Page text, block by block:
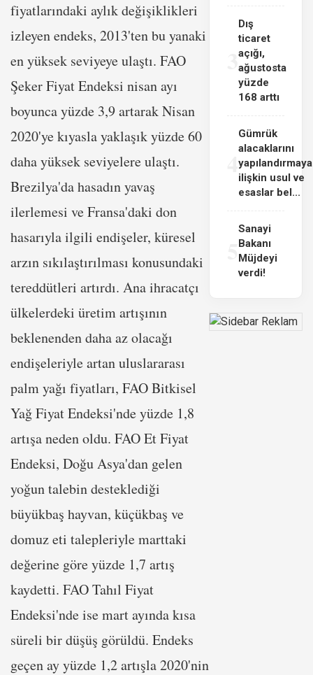
fiyatlarındaki aylık değişiklikleri
izleyen endeks, 2013'ten bu yanaki
en yüksek seviyeye ulaştı. FAO
Şeker Fiyat Endeksi nisan ayı
boyunca yüzde 3,9 artarak Nisan
2020'ye kıyasla yaklaşık yüzde 60
daha yüksek seviyelere ulaştı.
Brezilya'da hasadın yavaş
ilerlemesi ve Fransa'daki don
hasarıyla ilgili endişeler, küresel
arzın sıkılaştırılması konusundaki
tereddütleri artırdı. Ana ihracatçı
ülkelerdeki üretim artışının
beklenenden daha az olacağı
endişeleriyle artan uluslararası
palm yağı fiyatları, FAO Bitkisel
Yağ Fiyat Endeksi'nde yüzde 1,8
artışa neden oldu. FAO Et Fiyat
Endeksi, Doğu Asya'dan gelen
yoğun talebin desteklediği
büyükbaş hayvan, küçükbaş ve
domuz eti talepleriyle marttaki
değerine göre yüzde 1,7 artış
kaydetti. FAO Tahıl Fiyat
Endeksi'nde ise mart ayında kısa
süreli bir düşüş görüldü. Endeks
geçen ay yüzde 1,2 artışla 2020'nin
3
Dış
ticaret
açığı,
ağustosta
yüzde
168 arttı
4
Gümrük
alacaklarını
yapılandırmaya
ilişkin usul ve
esaslar bel...
Sanayi
Bakanı
Müjdeyi
verdi!